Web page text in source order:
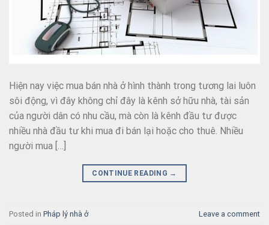
Hiện nay việc mua bán nhà ở hình thành trong tương lai luôn
sôi động, vì đây không chỉ đây là kênh sở hữu nhà, tài sản
của người dân có nhu cầu, mà còn là kênh đầu tư được
nhiều nhà đầu tư khi mua đi bán lại hoặc cho thuê. Nhiều
người mua […]
CONTINUE READING →
Posted in Pháp lý nhà ở Leave a comment